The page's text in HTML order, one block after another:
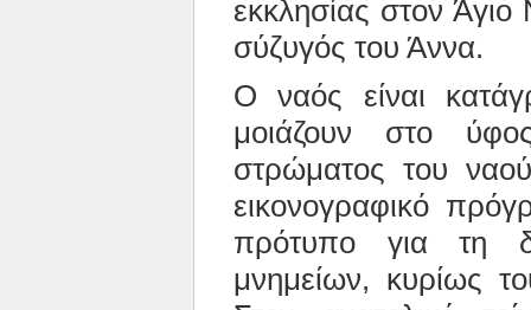
εκκλησίας στον Άγιο
σύζυγός του Άννα.
Ο ναός είναι
μοιάζουν στο
στρώματος του
εικονογραφικό
πρότυπο για τη
μνημείων, κυρίως